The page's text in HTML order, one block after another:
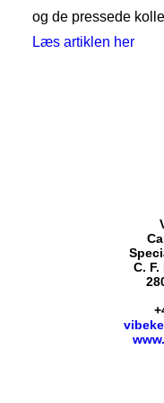
og de pressede
Læs artiklen her
C.